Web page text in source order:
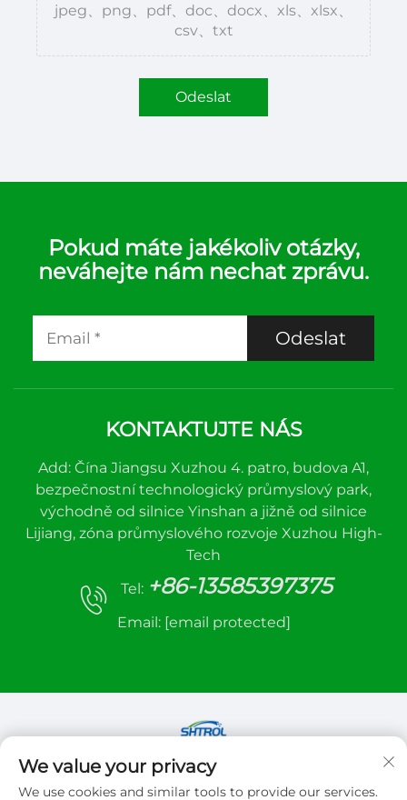
jpeg、png、pdf、doc、docx、xls、xlsx、
csv、txt
Odeslat
Pokud máte jakékoliv otázky,
neváhejte nám nechat zprávu.
Odeslat
KONTAKTUJTE NÁS
Add: Čína Jiangsu Xuzhou 4. patro, budova A1,
bezpečnostní technologický průmyslový park,
východně od silnice Yinshan a jižně od silnice
Lijiang, zóna průmyslového rozvoje Xuzhou High-
Tech
Tel: +86-13585397375
Email: [email protected]
Copyright © 2026 Xuzhou sanhe automatic
We value your privacy
We use cookies and similar tools to provide our services.